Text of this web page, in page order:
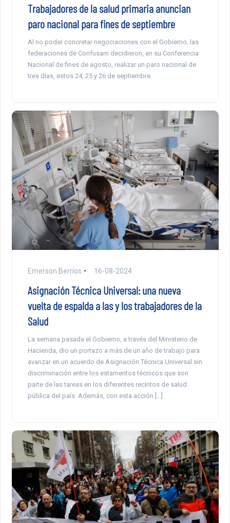
Trabajadores de la salud primaria anuncian
paro nacional para fines de septiembre
Al no poder concretar negociaciones con el Gobierno, las
federaciones de Confusam decidieron, en su Conferencia
Nacional de fines de agosto, realizar un paro nacional de
tres días, estos 24, 25 y 26 de septiembre.
Emerson Berríos 16-08-2024
Asignación Técnica Universal: una nueva
vuelta de espalda a las y los trabajadores de la
Salud
La semana pasada el Gobierno, a través del Ministerio de
Hacienda, dio un portazo a más de un año de trabajo para
avanzar en un acuerdo de Asignación Técnica Universal sin
discriminación entre los estamentos técnicos que son
parte de las tareas en los diferentes recintos de salud
pública del país. Además, con esta acción […]